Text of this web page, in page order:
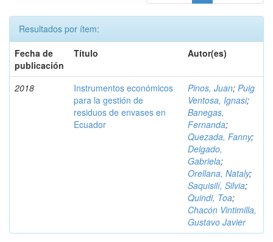
Resultados por ítem:
Fecha de
publicación
Título Autor(es)
2018
Instrumentos económicos
para la gestión de
residuos de envases en
Ecuador
Pinos, Juan; Puig
Ventosa, Ignasi;
Banegas,
Fernanda;
Quezada, Fanny;
Delgado,
Gabriela;
Orellana, Nataly;
Saquisilí, Silvia;
Quindi, Toa;
Chacón Vintimilla,
Gustavo Javier